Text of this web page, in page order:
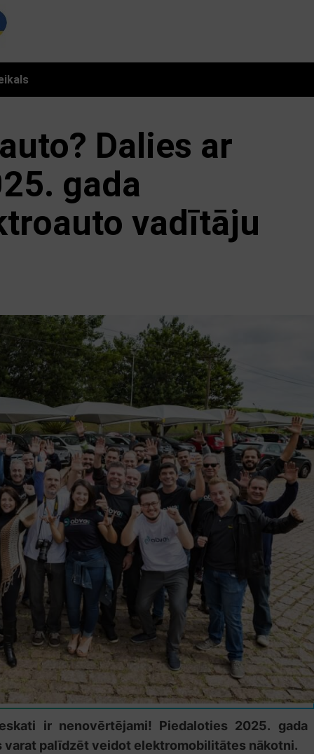
Dalies ar
gada
vadītāju
ir nenovērtējami! Piedaloties 2025. gada
varat palīdzēt veidot elektromobilitātes nākotni.